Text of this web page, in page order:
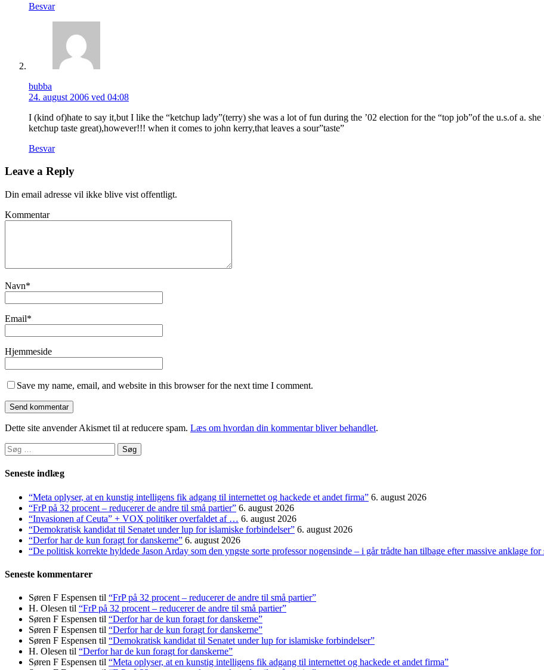
Besvar
bubba
24. august 2006 ved 04:08
I (kind of)hate to say it,but I like the “ketchup lady”(terry) she was a lot of fun during the ’02 election for the “top job”of the u.s.of a.
ketchup taste great),however!!! when it comes to john kerry,that leaves a sour”taste”
Besvar
Leave a Reply
Din email adresse vil ikke blive vist offentligt.
Kommentar
Navn*
Email*
Hjemmeside
Save my name, email, and website in this browser for the next time I comment.
Dette site anvender Akismet til at reducere spam. Læs om hvordan din kommentar bliver behandlet.
Søg
efter:
Seneste indlæg
“Meta oplyser, at en kunstig intelligens fik adgang til internettet og hackede et andet firma” 6. august 2026
“FrP på 32 procent – reducerer de andre til små partier” 6. august 2026
“Invasionen af Ceuta” + VOX politiker overfaldet af … 6. august 2026
“Demokratisk kandidat til Senatet under lup for islamiske forbindelser” 6. august 2026
“Derfor har de kun foragt for danskerne” 6. august 2026
“De politisk korrekte hyldede Jason Arday som den yngste sorte professor nogensinde – i går trådte han tilbage efter massive anklage for
Seneste kommentarer
Søren F Espensen til “FrP på 32 procent – reducerer de andre til små partier”
H. Olesen til “FrP på 32 procent – reducerer de andre til små partier”
Søren F Espensen til “Derfor har de kun foragt for danskerne”
Søren F Espensen til “Derfor har de kun foragt for danskerne”
Søren F Espensen til “Demokratisk kandidat til Senatet under lup for islamiske forbindelser”
H. Olesen til “Derfor har de kun foragt for danskerne”
Søren F Espensen til “Meta oplyser, at en kunstig intelligens fik adgang til internettet og hackede et andet firma”